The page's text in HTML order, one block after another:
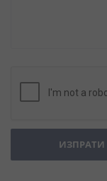
ИЗПРАТИ